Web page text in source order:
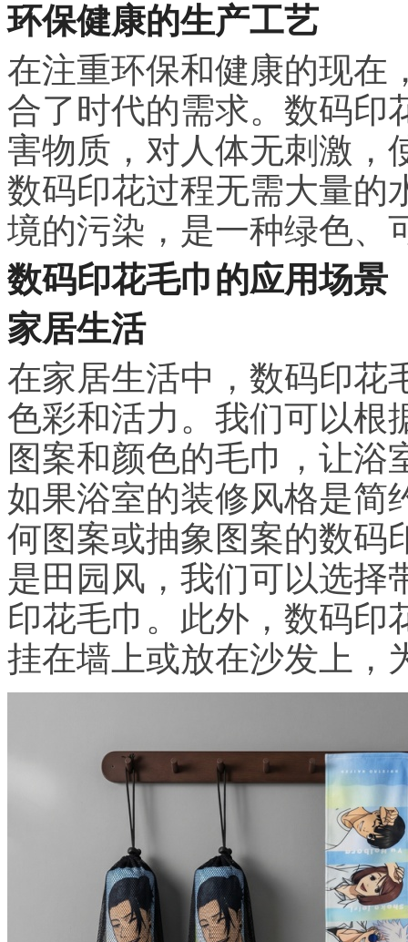
环保健康的生产工艺
在注重环保和健康的现在
合了时代的需求。数码印
害物质，对人体无刺激，
数码印花过程无需大量的
境的污染，是一种绿色、
数码印花毛巾的应用场景
家居生活
在家居生活中，数码印花
色彩和活力。我们可以根
图案和颜色的毛巾，让浴
如果浴室的装修风格是简
何图案或抽象图案的数码
是田园风，我们可以选择
印花毛巾。此外，数码印
挂在墙上或放在沙发上，